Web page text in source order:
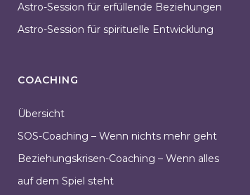
Astro-Session für erfüllende Beziehungen
Astro-Session für spirituelle Entwicklung
COACHING
Übersicht
SOS-Coaching – Wenn nichts mehr geht
Beziehungskrisen-Coaching – Wenn alles
auf dem Spiel steht